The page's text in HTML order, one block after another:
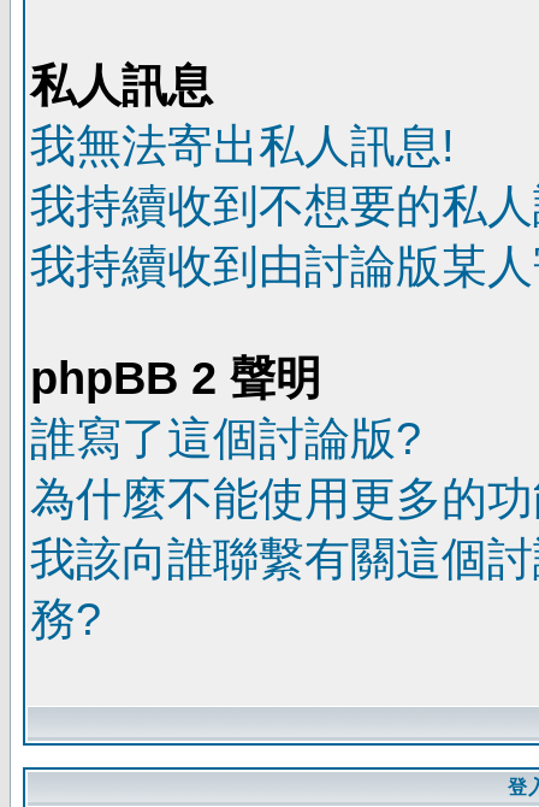
私人訊息
我無法寄出私人訊息!
我持續收到不想要的私
我持續收到由討論版某
phpBB 2 聲明
誰寫了這個討論版?
為什麼不能使用更多的
我該向誰聯繫有關這個
務?
登